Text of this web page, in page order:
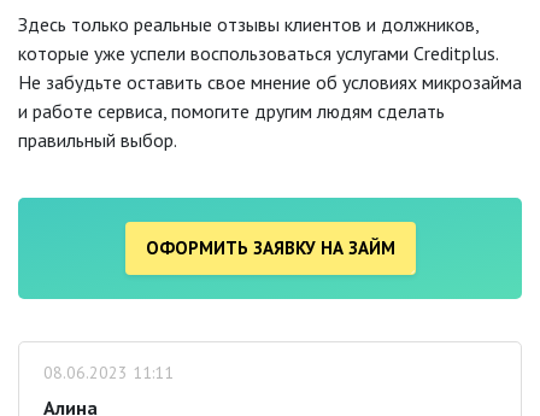
Здесь только реальные отзывы клиентов и должников,
которые уже успели воспользоваться услугами Creditplus.
Не забудьте оставить свое мнение об условиях микрозайма
и работе сервиса, помогите другим людям сделать
правильный выбор.
ОФОРМИТЬ ЗАЯВКУ НА ЗАЙМ
08.06.2023 11:11
Алина